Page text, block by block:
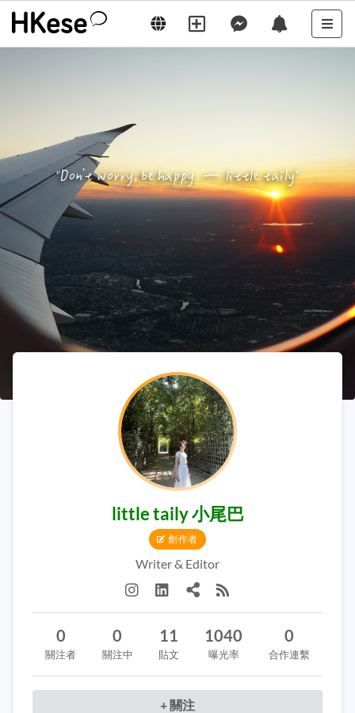
“Don't worry, be happy. — little taily”
little taily 小尾巴
創作者
Writer & Editor
0
關注者
0
關注中
11
貼文
1040
曝光率
0
合作連繫
+ 關注